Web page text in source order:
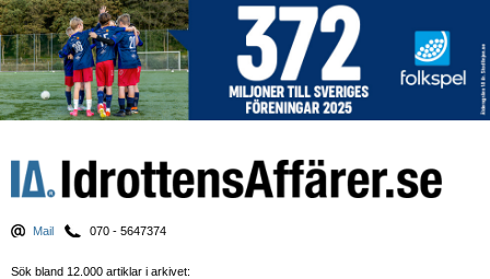
Mail 070 - 5647374
Sök bland 12.000 artiklar i arkivet: